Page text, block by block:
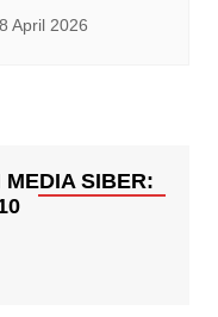
April 2026
SIBER: